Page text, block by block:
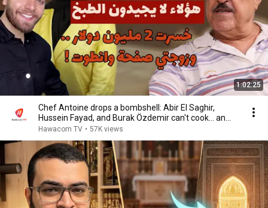
1:02:25
Chef Antoine drops a bombshell: Abir El Saghir,
Hussein Fayad, and Burak Özdemir can't cook... an...
Hawacom TV • 57K views